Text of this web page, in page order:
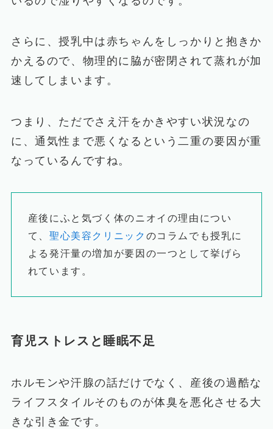
さらに、授乳中は赤ちゃんをしっかりと抱きか
かえるので、物理的に脇が密閉されて蒸れが加
速してしまいます。
つまり、ただでさえ汗をかきやすい状況なの
に、通気性まで悪くなるという二重の要因が重
なっているんですね。
産後にふと気づく体のニオイの理由につい
て、聖心美容クリニック のコラムでも授乳に
よる発汗量の増加が要因の一つとして挙げら
れています。
育児ストレスと睡眠不足
ホルモンや汗腺の話だけでなく、産後の過酷な
ライフスタイルそのものが体臭を悪化させる大
きな引き金です。